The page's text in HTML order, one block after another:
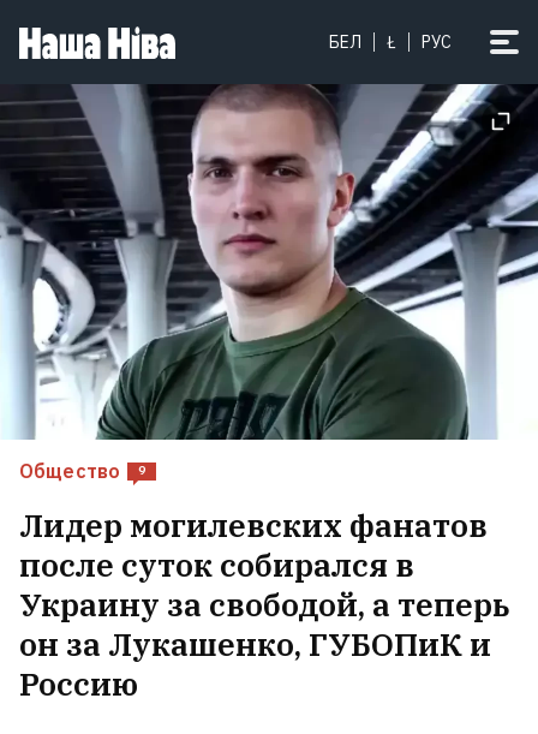
БЕЛ Ł РУС
Общество 9
Лидер могилевских фанатов
после суток собирался в
Украину за свободой, а теперь
он за Лукашенко, ГУБОПиК и
Россию